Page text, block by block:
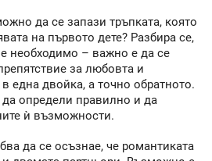
да се запази тръпката, която
на първото дете? Разбира се,
необходимо – важно е да се
за любовта и
една двойка, а точно обратното.
определи правилно и да
ѝ възможности.
да се осъзнае, че романтиката